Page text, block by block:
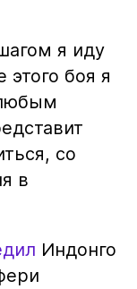
я иду
боя я
со
в
Индонго